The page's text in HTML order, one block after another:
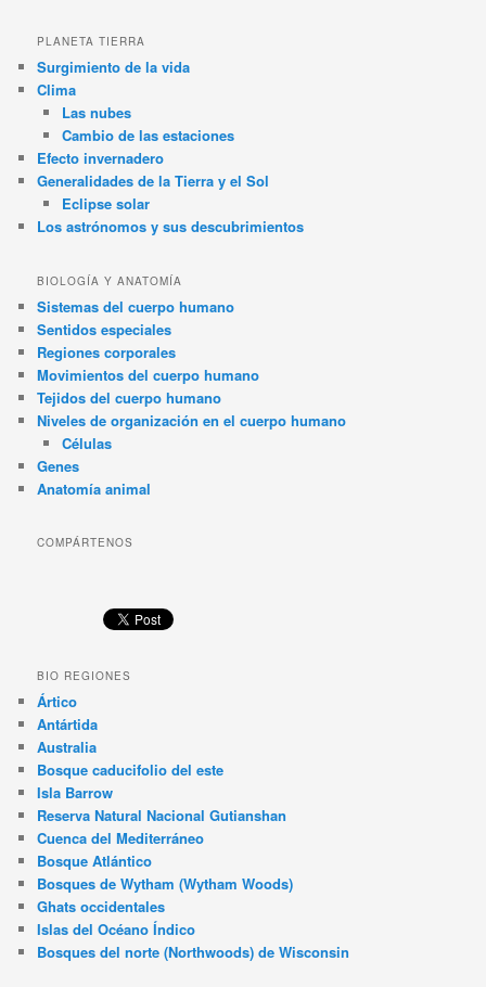
PLANETA TIERRA
Surgimiento de la vida
Clima
Las nubes
Cambio de las estaciones
Efecto invernadero
Generalidades de la Tierra y el Sol
Eclipse solar
Los astrónomos y sus descubrimientos
BIOLOGÍA Y ANATOMÍA
Sistemas del cuerpo humano
Sentidos especiales
Regiones corporales
Movimientos del cuerpo humano
Tejidos del cuerpo humano
Niveles de organización en el cuerpo humano
Células
Genes
Anatomía animal
COMPÁRTENOS
BIO REGIONES
Ártico
Antártida
Australia
Bosque caducifolio del este
Isla Barrow
Reserva Natural Nacional Gutianshan
Cuenca del Mediterráneo
Bosque Atlántico
Bosques de Wytham (Wytham Woods)
Ghats occidentales
Islas del Océano Índico
Bosques del norte (Northwoods) de Wisconsin